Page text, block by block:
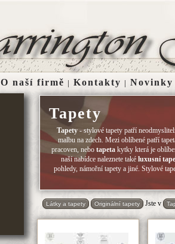
Tapety
Tapety - stylové tapety patří
malbu na zdech. Mezi oblíbené patří
pracoven, nebo tapetakytky která je
naší nabídce naleznete také luxusní
pohledy, námořní tapety a jiné. Stylové
Látky a tapety Originální tapety Jste v
O naší firmě | Kontakty | Novinky